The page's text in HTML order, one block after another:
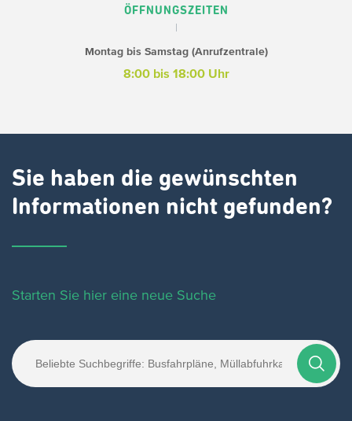
ÖFFNUNGSZEITEN
Montag bis Samstag (Anrufzentrale)
8:00 bis 18:00 Uhr
Sie haben die gewünschten
Informationen nicht gefunden?
Starten Sie hier eine neue Suche